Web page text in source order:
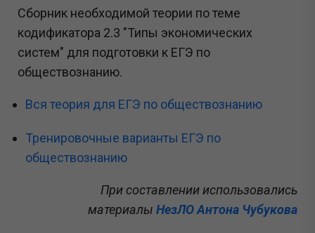
Сборник необходимой теории по теме
кодификатора 2.3 "Типы экономических
систем" для подготовки к ЕГЭ по
обществознанию.
Вся теория для ЕГЭ по обществознанию
Тренировочные варианты ЕГЭ по
обществознанию
При составлении использовались
материалы НезЛО Антона Чубукова